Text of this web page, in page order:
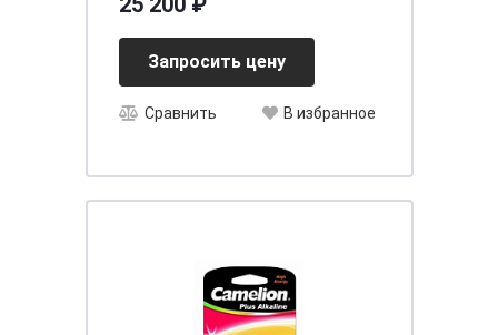
[д518ш278в242/1450]
Запросить цену
Сравнить В избранное